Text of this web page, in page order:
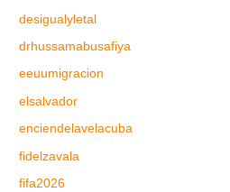
desigualyletal
drhussamabusafiya
eeuumigracion
elsalvador
enciendelavelacuba
fidelzavala
fifa2026